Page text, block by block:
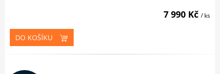
7 990 Kč / ks
DO KOŠÍKU